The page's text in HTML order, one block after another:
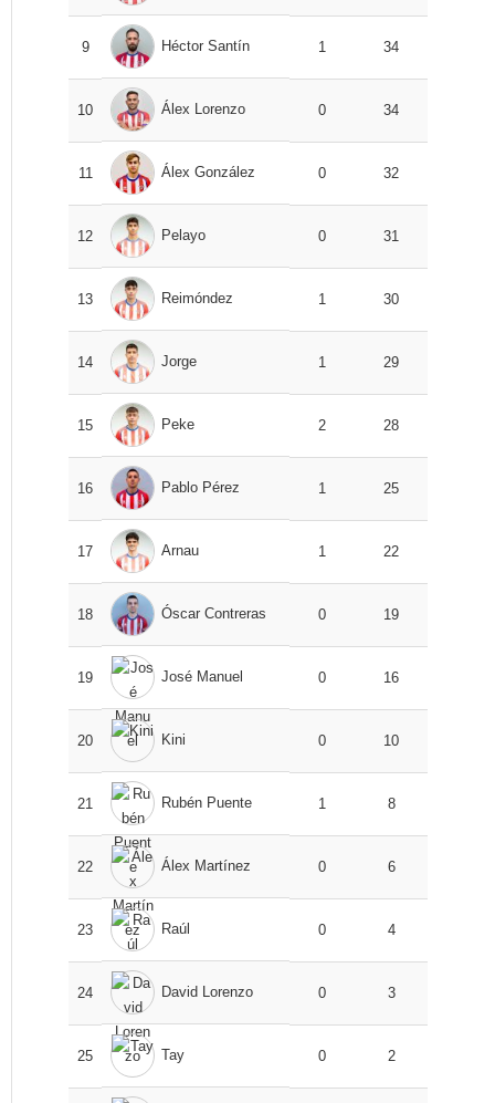
9 Héctor Santín 1 34
10 Álex Lorenzo 0 34
11 Álex González 0 32
12 Pelayo 0 31
13 Reimóndez 1 30
14 Jorge 1 29
15 Peke 2 28
16 Pablo Pérez 1 25
17 Arnau 1 22
18 Óscar Contreras 0 19
19 José Manuel 0 16
20 Kini 0 10
21 Rubén Puente 1 8
22 Álex Martínez 0 6
23 Raúl 0 4
24 David Lorenzo 0 3
25 Tay 0 2